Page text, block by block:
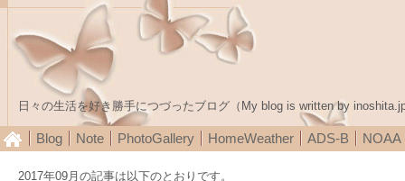
日々の生活を好き勝手につづったブログ（My blog is written by
Blog Note PhotoGallery HomeWeather ADS-B NOAA
2017年09月の記事は以下のとおりです。